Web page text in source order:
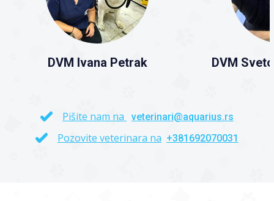
DVM Ivana Petrak DVM
Pišite nam na veterinari@aquarius.rs
Pozovite veterinara na +381692070031